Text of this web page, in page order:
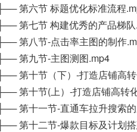
├── 第六节 标题优化标准流程
├── 第七节 构建优秀的产品梯
├── 第八节-点击率主图的制作
├── 第九节-主图测图.mp4
├── 第十节（下）-打造店铺高
├── 第十节(上）-打造店铺高转
├── 第十一节-直通车拉升搜索
├── 第十二节-爆款目标及计划